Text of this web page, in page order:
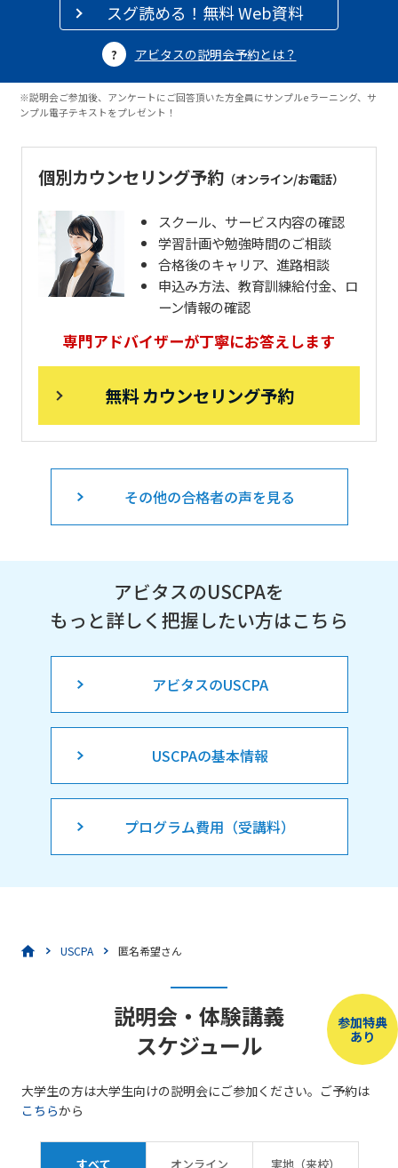
スグ読める！無料 Web資料
アビタスの説明会予約とは？
※説明会ご参加後、アンケートにご回答頂いた方全員にサンプルeラーニング、サ
ンプル電子テキストをプレゼント！
個別カウンセリング予約（オンライン/お電話）
スクール、サービス内容の確認
学習計画や勉強時間のご相談
合格後のキャリア、進路相談
申込み方法、教育訓練給付金、ロ
ーン情報の確認
専門アドバイザーが丁寧にお答えします
無料 カウンセリング予約
その他の合格者の声を見る
アビタスのUSCPAを
もっと詳しく把握したい方はこちら
アビタスのUSCPA
USCPAの基本情報
プログラム費用（受講料）
USCPA 匿名希望さん
参加特典
あり
説明会・体験講義
スケジュール
大学生の方は大学生向けの説明会にご参加ください。ご予約は
こちらから
すべて オンライン 実地（来校）